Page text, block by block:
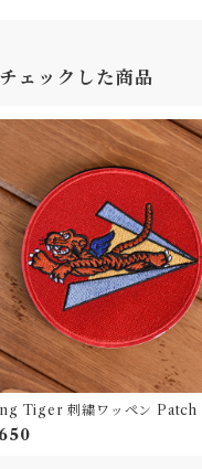
ェックした商品
Tiger 刺繍ワッペン Patch